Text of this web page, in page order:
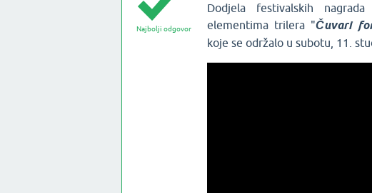
Najbolji odgovor
Dodjela festivalskih
elementima trilera "Čuvari
koje se održalo u subotu, 11.